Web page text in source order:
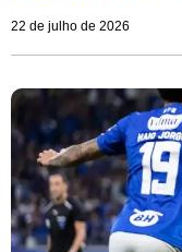
22 de julho de 2026